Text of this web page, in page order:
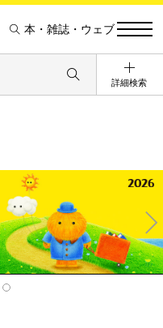
本・雑誌・ウェブ
詳細検索
Ne
xt